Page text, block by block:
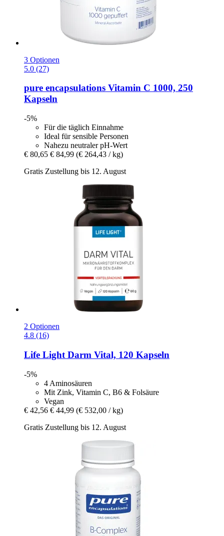
3 Optionen
5.0 (27)
pure encapsulations Vitamin C 1000, 250
Kapseln
-5%
Für die täglich Einnahme
Ideal für sensible Personen
Nahezu neutraler pH-Wert
€ 80,65 € 84,99 (€ 264,43 / kg)
Gratis Zustellung bis 12. August
2 Optionen
4.8 (16)
Life Light Darm Vital, 120 Kapseln
-5%
4 Aminosäuren
Mit Zink, Vitamin C, B6 & Folsäure
Vegan
€ 42,56 € 44,99 (€ 532,00 / kg)
Gratis Zustellung bis 12. August